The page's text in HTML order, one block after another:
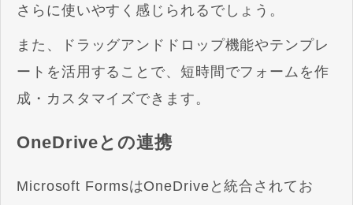
さらに使いやすく感じられるでしょう。
また、ドラッグアンドドロップ機能やテンプレ
ートを活用することで、短時間でフォームを作
成・カスタマイズできます。
OneDriveとの連携
Microsoft FormsはOneDriveと統合されてお